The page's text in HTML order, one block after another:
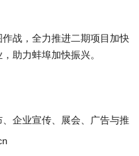
战，全力推进二期项目加快
助力蚌埠加快振兴。
企业宣传、展会、广告与推